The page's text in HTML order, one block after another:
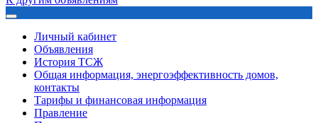
Личный кабинет
Объявления
История ТСЖ
Общая информация, энергоэффективность домов,
контакты
Тарифы и финансовая информация
Правление